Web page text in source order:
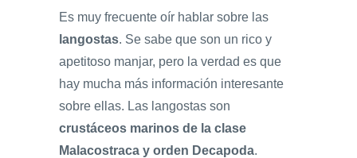
Es muy frecuente oír hablar sobre las
langostas. Se sabe que son un rico y
apetitoso manjar, pero la verdad es que
hay mucha más información interesante
sobre ellas. Las langostas son
crustáceos marinos de la clase
Malacostraca y orden Decapoda.